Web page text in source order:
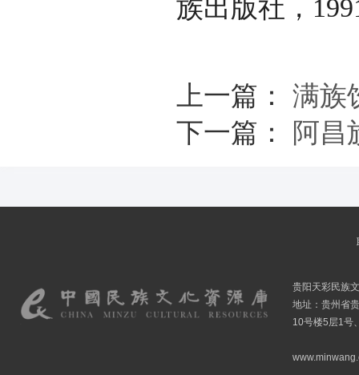
族出版社，
上一篇： 满族
下一篇：
阿昌
贵阳天彩民族
地址：贵州省
10号楼5层1号